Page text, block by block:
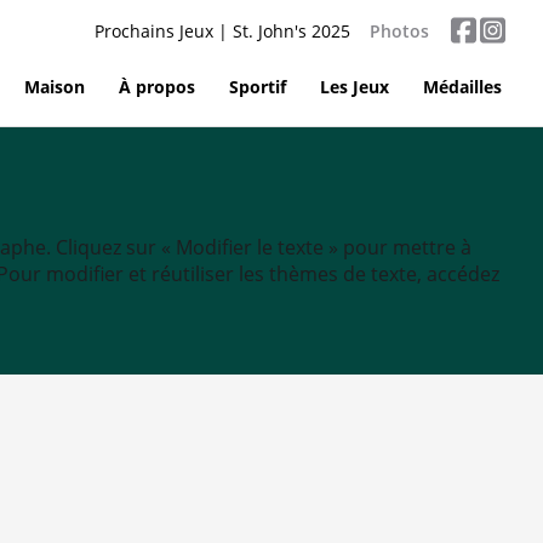
Prochains Jeux | St. John's 2025 Photos
Maison À propos Sportif Les Jeux Médailles
Cliquez sur « Modifier le texte » pour mettre à
modifier et réutiliser les thèmes de texte, accédez